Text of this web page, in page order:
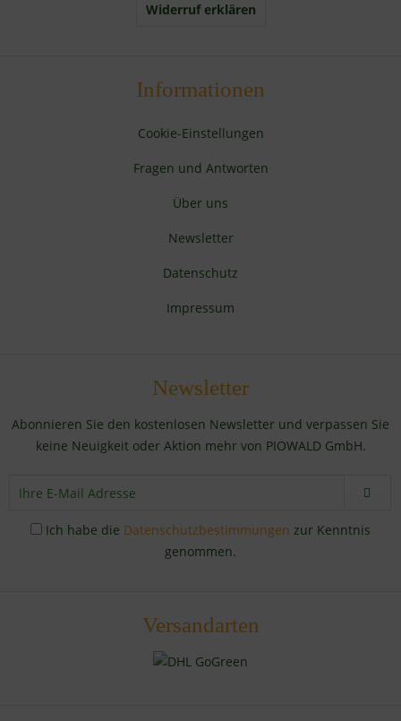
Widerruf erklären
Informationen
Cookie-Einstellungen
Fragen und Antworten
Über uns
Newsletter
Datenschutz
Impressum
Newsletter
Abonnieren Sie den kostenlosen Newsletter und verpassen Sie
keine Neuigkeit oder Aktion mehr von PIOWALD GmbH.
Ich habe die Datenschutzbestimmungen zur Kenntnis
genommen.
Versandarten